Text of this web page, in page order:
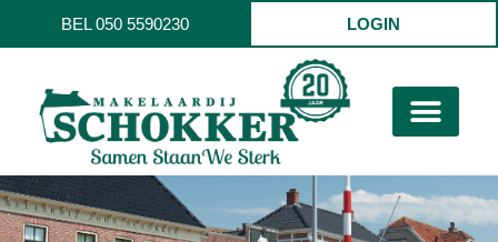
BEL 050 5590230 LOGIN